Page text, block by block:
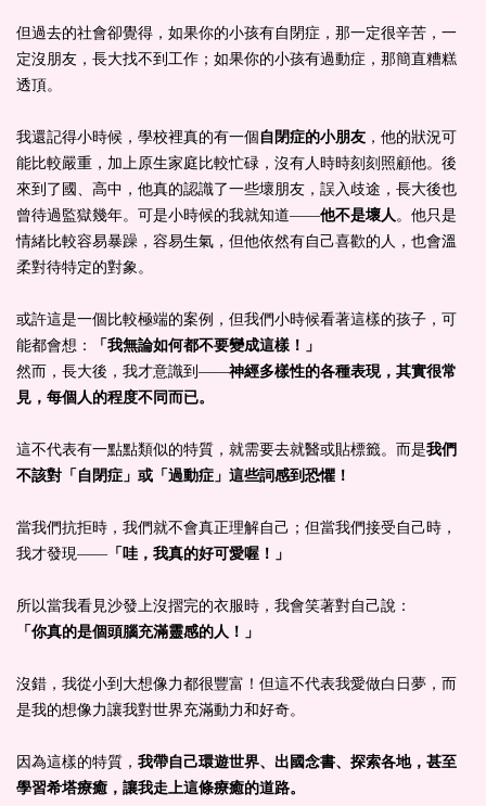
但過去的社會卻覺得，如果你的小孩有自閉症，那一定很辛苦，一
定沒朋友，長大找不到工作；如果你的小孩有過動症，那簡直糟糕
透頂。
我還記得小時候，學校裡真的有一個 自閉症的小朋友 ，他的狀況可
能比較嚴重，加上原生家庭比較忙碌，沒有人時時刻刻照顧他。後
來到了國、高中，他真的認識了一些壞朋友，誤入歧途，長大後也
曾待過監獄幾年。可是小時候的我就知道——他不是壞人 。他只是
情緒比較容易暴躁，容易生氣，但他依然有自己喜歡的人，也會溫
柔對待特定的對象。
或許這是一個比較極端的案例，但我們小時候看著這樣的孩子，可
能都會想：
「我無論如何都不要變成這樣！」
然而，長大後，我才意識到——神經多樣性的各種表現，其實很常
見，每個人的程度不同而已。
這不代表有一點點類似的特質，就需要去就醫或貼標籤。而是我們
不該對「自閉症」或「過動症」這些詞感到恐懼！
當我們抗拒時，我們就不會真正理解自己；但當我們接受自己時，
我才發現—— 「哇，我真的好可愛喔！」
所以當我看見沙發上沒摺完的衣服時，我會笑著對自己說：
「你真的是個頭腦充滿靈感的人！」
沒錯，我從小到大想像力都很豐富！但這不代表我愛做白日夢，而
是我的想像力讓我對世界充滿動力和好奇。
因為這樣的特質， 我帶自己環遊世界、出國念書、探索各地，甚至
學習希塔療癒，讓我走上這條療癒的道路。